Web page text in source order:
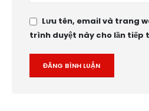
Lưu tên, email và trang
trình duyệt này cho lần tiếp